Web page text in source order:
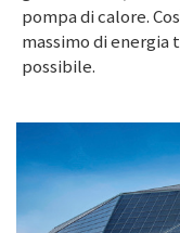
pompa di calore.
massimo di energia
possibile.